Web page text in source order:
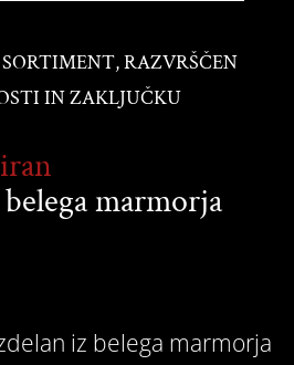
RAZVRŠČEN
IN ZAKLJUČKU
marmorja
iz belega marmorja